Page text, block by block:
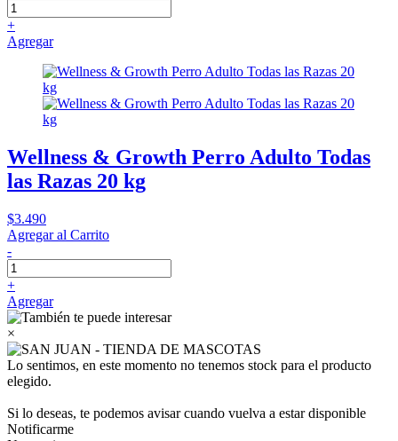
+
Agregar
Wellness & Growth Perro Adulto Todas
las Razas 20 kg
$3.490
Agregar al Carrito
-
+
Agregar
×
Lo sentimos, en este momento no tenemos stock para el producto
elegido.
Si lo deseas, te podemos avisar cuando vuelva a estar disponible
Notificarme